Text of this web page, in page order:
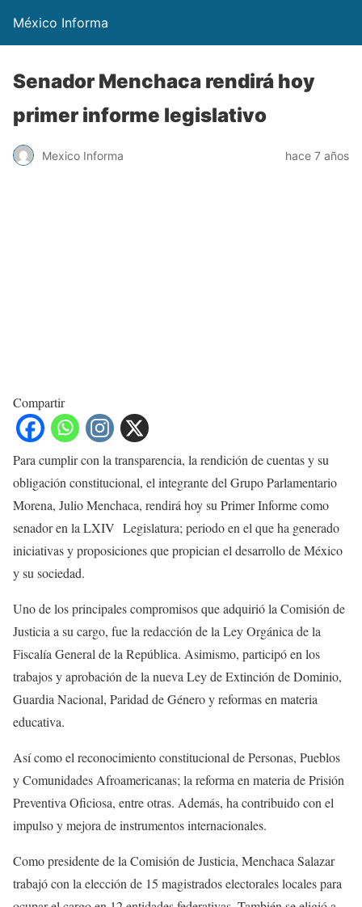
México Informa
Senador Menchaca rendirá hoy
primer informe legislativo
Mexico Informa hace 7 años
Compartir
Para cumplir con la transparencia, la rendición de cuentas y su
obligación constitucional, el integrante del Grupo Parlamentario
Morena, Julio Menchaca, rendirá hoy su Primer Informe como
senador en la LXIV Legislatura; periodo en el que ha generado
iniciativas y proposiciones que propician el desarrollo de México
y su sociedad.
Uno de los principales compromisos que adquirió la Comisión de
Justicia a su cargo, fue la redacción de la Ley Orgánica de la
Fiscalía General de la República. Asimismo, participó en los
trabajos y aprobación de la nueva Ley de Extinción de Dominio,
Guardia Nacional, Paridad de Género y reformas en materia
educativa.
Así como el reconocimiento constitucional de Personas, Pueblos
y Comunidades Afroamericanas; la reforma en materia de Prisión
Preventiva Oficiosa, entre otras. Además, ha contribuido con el
impulso y mejora de instrumentos internacionales.
Como presidente de la Comisión de Justicia, Menchaca Salazar
trabajó con la elección de 15 magistrados electorales locales para